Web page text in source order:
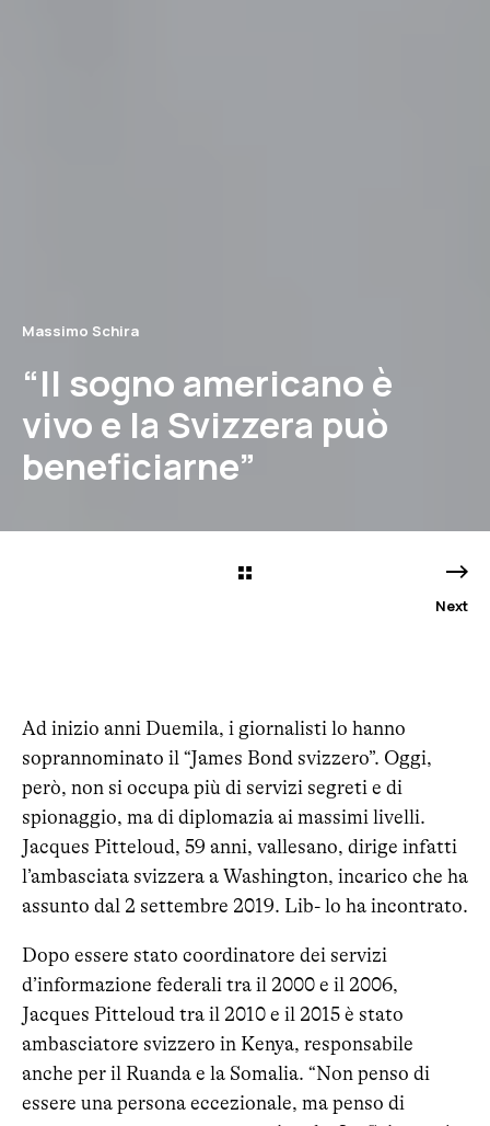
Massimo Schira
“Il sogno americano è
vivo e la Svizzera può
beneficiarne”
Next
Ad inizio anni Duemila, i giornalisti lo hanno
soprannominato il “James Bond svizzero”. Oggi,
però, non si occupa più di servizi segreti e di
spionaggio, ma di diplomazia ai massimi livelli.
Jacques Pitteloud, 59 anni, vallesano, dirige infatti
l’ambasciata svizzera a Washington, incarico che ha
assunto dal 2 settembre 2019. Lib- lo ha incontrato.
Dopo essere stato coordinatore dei servizi
d’informazione federali tra il 2000 e il 2006,
Jacques Pitteloud tra il 2010 e il 2015 è stato
ambasciatore svizzero in Kenya, responsabile
anche per il Ruanda e la Somalia. “Non penso di
essere una persona eccezionale, ma penso di